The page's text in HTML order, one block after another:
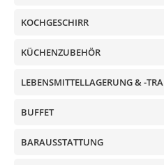
KOCHGESCHIRR
KÜCHENZUBEHÖR
LEBENSMITTELLAGERUNG & -
BUFFET
BARAUSSTATTUNG